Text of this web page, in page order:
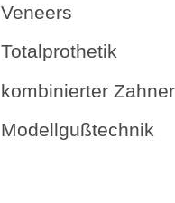
Veneers
Totalprothetik
kombinierter
Modellgußtechnik